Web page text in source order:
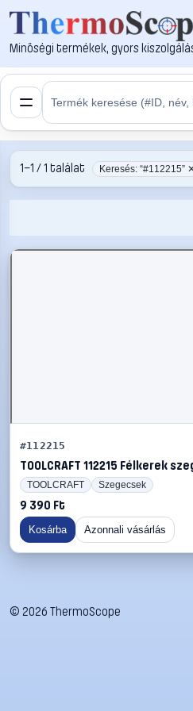
Minőségi termékek, gyors
1–1 / 1 találat Keresés: “#112215”
#112215
TOOLCRAFT 112215 Félkerek
TOOLCRAFT Szegecsek
9 390 Ft
Kosárba Azonnali vásárlás
© 2026 ThermoScope